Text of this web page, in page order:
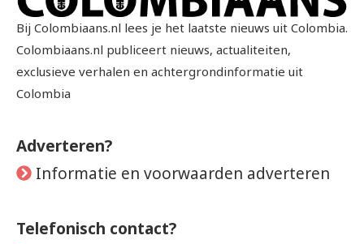
Bij Colombiaans.nl lees je het laatste nieuws uit Colombia.
Colombiaans.nl publiceert nieuws, actualiteiten,
exclusieve verhalen en achtergrondinformatie uit
Colombia
Adverteren?
Informatie en voorwaarden adverteren
Telefonisch contact?